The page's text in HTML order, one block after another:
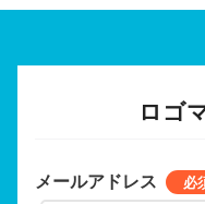
ロゴ
メールアドレス